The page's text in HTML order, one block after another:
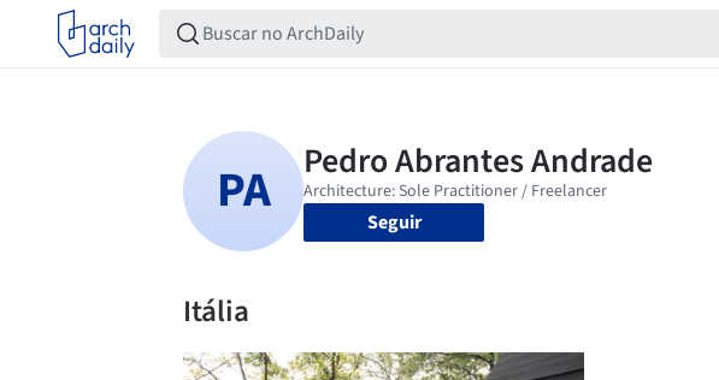
Seguir
Itália